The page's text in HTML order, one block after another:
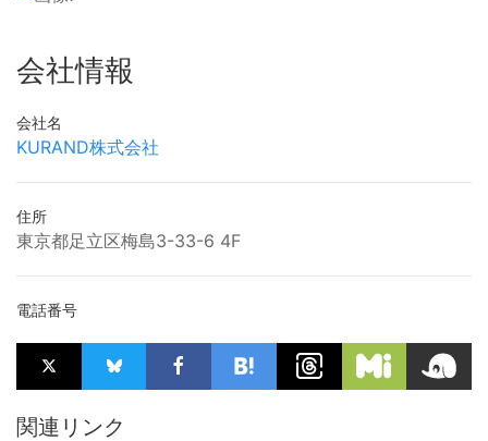
会社情報
会社名
KURAND株式会社
住所
東京都足立区梅島3-33-6 4F
電話番号
関連リンク